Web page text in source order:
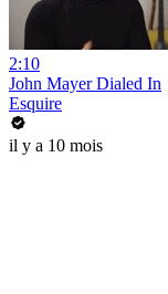
2:10
John Mayer Dialed In
Esquire
il y a 10 mois